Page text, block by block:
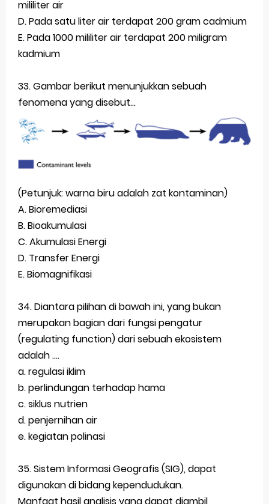
mililiter air
D. Pada satu liter air terdapat 200 gram cadmium
E. Pada 1000 mililiter air terdapat 200 miligram
kadmium
33. Gambar berikut menunjukkan sebuah
fenomena yang disebut...
(Petunjuk: warna biru adalah zat kontaminan)
A. Bioremediasi
B. Bioakumulasi
C. Akumulasi Energi
D. Transfer Energi
E. Biomagnifikasi
34. Diantara pilihan di bawah ini, yang bukan
merupakan bagian dari fungsi pengatur
(regulating function) dari sebuah ekosistem
adalah ....
a. regulasi iklim
b. perlindungan terhadap hama
c. siklus nutrien
d. penjernihan air
e. kegiatan polinasi
35. Sistem Informasi Geografis (SIG), dapat
digunakan di bidang kependudukan.